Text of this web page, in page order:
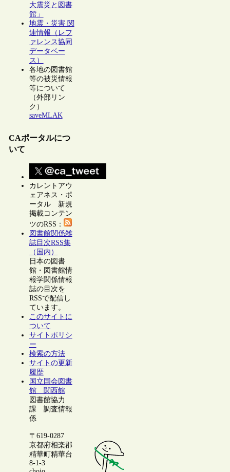
大震災と図書
館」
地震・災害 関
連情報（レフ
ァレンス協同
データベー
ス）
各地の図書館
等の被災情報
等について
（外部リン
ク）
saveMLAK
CAポータルにつ
いて
カレントアウ
ェアネス・ポ
ータル 新規
掲載コンテン
ツのRSS：
図書館関係雑
誌目次RSS集
（国内）
日本の図書
館・図書館情
報学関係情報
誌の目次を
RSSで配信し
ています。
このサイトに
ついて
サイトポリシ
ー
検索の方法
サイトの更新
履歴
国立国会図書
館 関西館
図書館協力
課 調査情報
係
〒619-0287
京都府相楽郡
精華町精華台
8-1-3